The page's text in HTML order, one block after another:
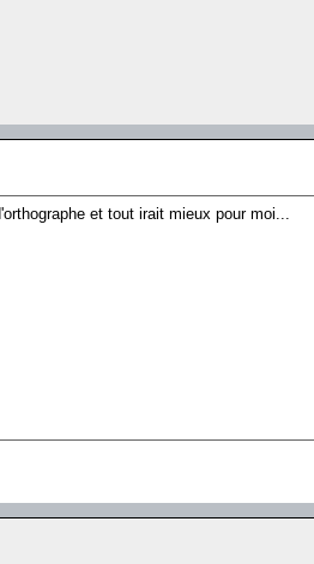
et tout irait mieux pour moi...